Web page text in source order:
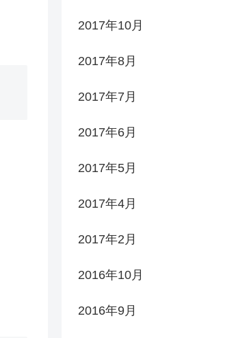
2017年10月
2017年8月
2017年7月
2017年6月
2017年5月
2017年4月
2017年2月
2016年10月
2016年9月